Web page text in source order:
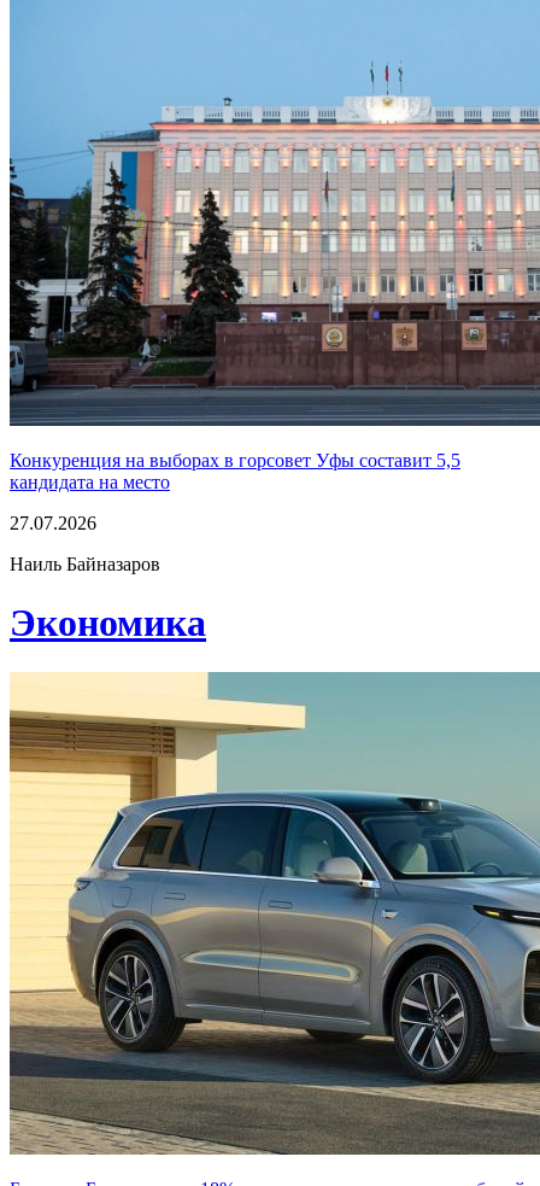
Конкуренция на выборах в горсовет Уфы составит 5,5
кандидата на место
27.07.2026
Наиль Байназаров
Экономика